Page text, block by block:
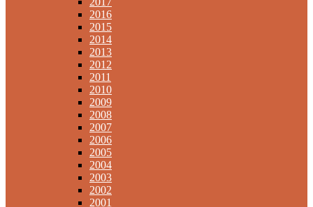
2016
2015
2014
2013
2012
2011
2010
2009
2008
2007
2006
2005
2004
2003
2002
2001